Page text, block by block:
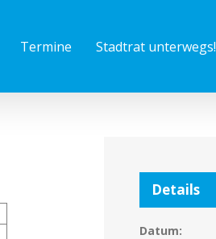
Termine Stadtrat unterwegs!
Details
Datum: